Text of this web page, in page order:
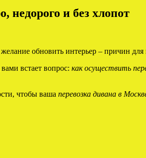
недорого и без хлопот
обновить интерьер – причин
встает вопрос: как осуществить
чтобы ваша перевозка дивана в